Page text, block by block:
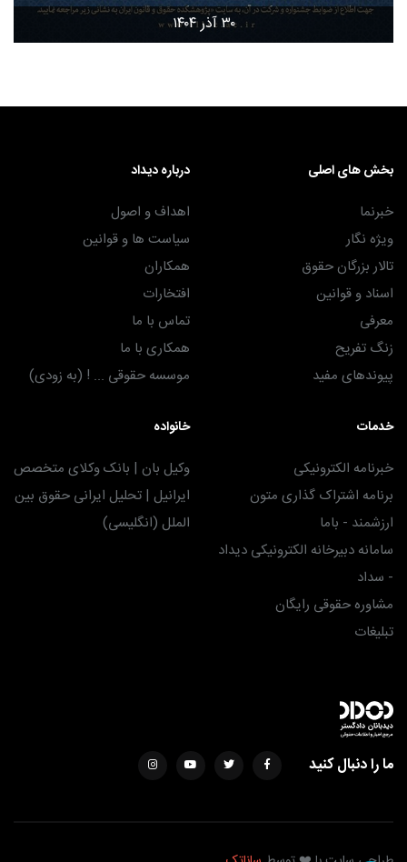
۳۰ آذر ۱۴۰۴
بخش های اصلی
خبرنما
ویژه نگار
تالار بزرگان حقوق
اسناد و قوانین
معرفی
زنگ تفریح
پیوندهای مفید
درباره دیداد
اهداف و اصول
سیاست ها و قوانین
همکاران
افتخارات
تماس با ما
همکاری با ما
موسسه حقوقی ... ! (به زودی)
خدمات
خبرنامه الکترونیکی
برنامه اشتراک گذاری متون
ارزشمند - باما
سامانه دبیرخانه الکترونیکی دیداد
- سداد
مشاوره حقوقی رایگان
تبلیغات
خانواده
وکیل بان | بانک وکلای متخصص
ایرانیل | تحلیل ایرانی حقوق بین
الملل (انگلیسی)
ما را دنبال کنید